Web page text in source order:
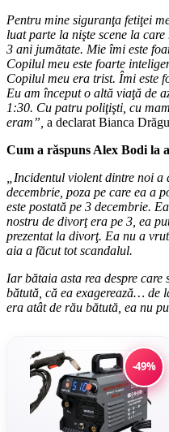
Pentru mine siguranţa fetiţei
luat parte la nişte scene la
3 ani jumătate. Mie îmi este
Copilul meu este foarte
Copilul meu era trist. Îmi este
Eu am început o altă viaţă de
1:30. Cu patru poliţişti, cu
eram”, a declarat Bianca
Cum a răspuns Alex Bodi la
„Incidentul violent dintre noi
decembrie, poza pe care ea a
este postată pe 3 decembrie.
nostru de divorţ era pe 3, ea
prezentat la divorţ. Ea nu a
aia a făcut tot scandalul.
Iar bătaia asta rea despre
bătută, că ea exagerează… de
era atât de rău bătută, ea nu
-49%